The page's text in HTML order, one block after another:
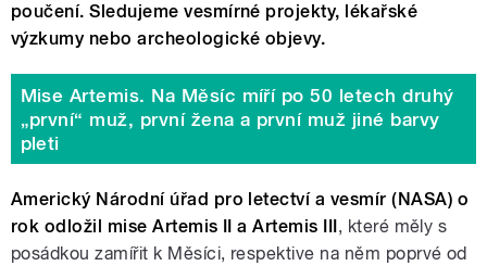
poučení. Sledujeme vesmírné projekty, lékařské
výzkumy nebo archeologické objevy.
Mise Artemis. Na Měsíc míří po 50 letech druhý
„první“ muž, první žena a první muž jiné barvy
pleti
Americký Národní úřad pro letectví a vesmír (NASA) o
rok odložil mise Artemis II a Artemis III, které měly s
posádkou zamířit k Měsíci, respektive na něm poprvé od